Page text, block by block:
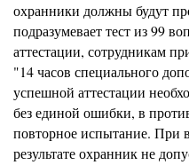
охранники должны будут
подразумевает тест из 99
аттестации, сотрудникам
"14 часов специального
успешной аттестации
без единой ошибки, в
повторное испытание. При
результате охранник не